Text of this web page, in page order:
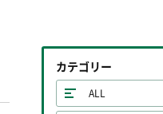
カテゴリー
ALL